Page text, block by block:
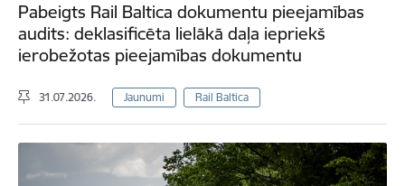
Pabeigts Rail Baltica dokumentu pieejamības
audits: deklasificēta lielākā daļa iepriekš
ierobežotas pieejamības dokumentu
31.07.2026. Jaunumi Rail Baltica